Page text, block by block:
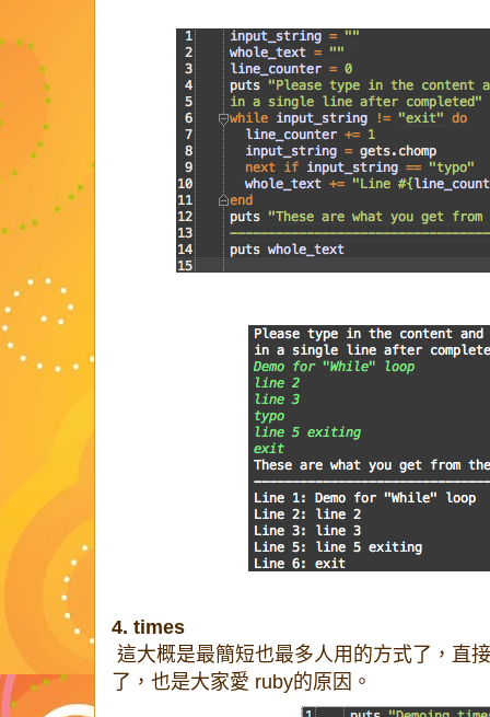
4. times
這大概是最簡短也最多人用的方式了，直
了，也是大家愛 ruby的原因。